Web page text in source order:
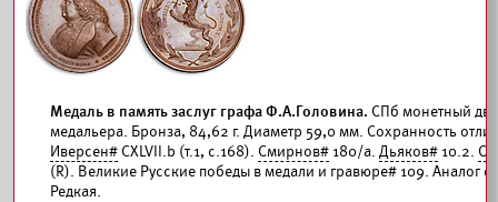
Медаль в память заслуг графа Ф.А.Головина. СПб монетный
медальера. Бронза, 84,62 г. Диаметр 59,0 мм. Сохранность
Иверсен# CXLVII.b (т.1, с.168). Смирнов# 180/а. Дьяков# 10.2.
(R). Великие Русские победы в медали и гравюре# 109. Аналог
Редкая.